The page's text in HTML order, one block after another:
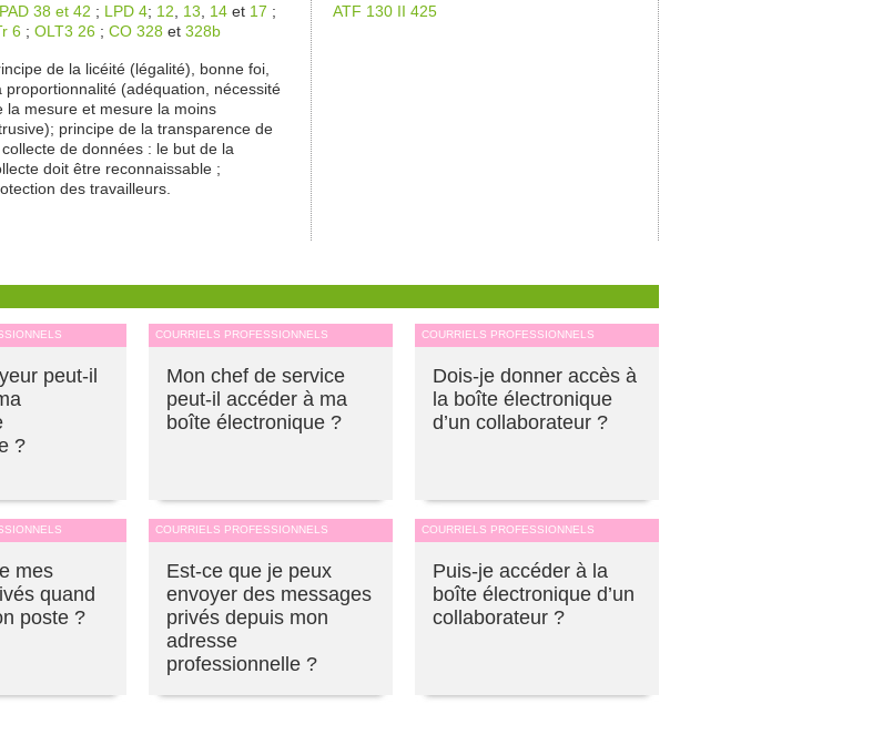
38 et 42 ; LPD 4; 12 13 14 et 17 ;
6 ; OLT3 26 ; CO 328 et 328b
de la licéité (légalité), bonne foi,
proportionnalité (adéquation, nécessité
la mesure et mesure la moins
principe de la transparence de
collecte de données : le but de la
doit être reconnaissable ;
des travailleurs.
ATF 130 II 425
peut-il
?
COURRIELS PROFESSIONNELS
Mon chef de service
peut-il accéder à ma
boîte électronique ?
COURRIELS PROFESSIONNELS
Dois-je donner accès à
la boîte électronique
d’un collaborateur ?
mes
quand
poste ?
COURRIELS PROFESSIONNELS
Est-ce que je peux
envoyer des messages
privés depuis mon
adresse
professionnelle ?
COURRIELS PROFESSIONNELS
Puis-je accéder à la
boîte électronique d’un
collaborateur ?